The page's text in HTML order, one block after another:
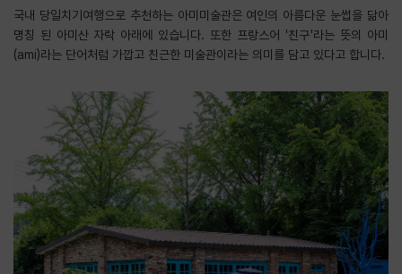
​국내 당일치기여행으로 추천하는 아미미술관은 여인의 아름다운 눈썹을 닮아
명칭 된 아미산 자락 아래에 있습니다. 또한 프랑스어 '친구'라는 뜻의 아미
(ami)라는 단어처럼 가깝고 친근한 미술관이라는 의미를 담고 있다고 합니다.